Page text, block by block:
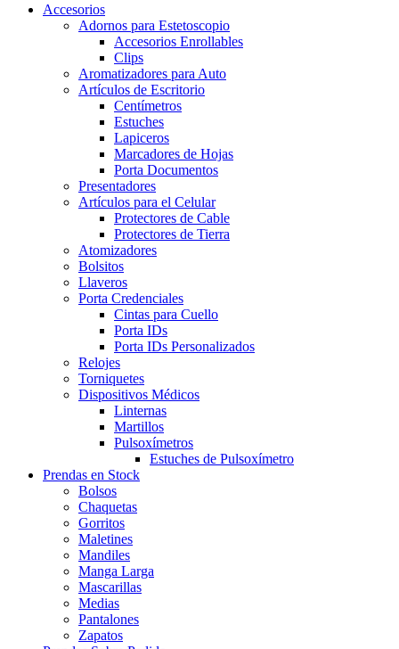
Accesorios
Adornos para Estetoscopio
Accesorios Enrollables
Clips
Aromatizadores para Auto
Artículos de Escritorio
Centímetros
Estuches
Lapiceros
Marcadores de Hojas
Porta Documentos
Presentadores
Artículos para el Celular
Protectores de Cable
Protectores de Tierra
Atomizadores
Bolsitos
Llaveros
Porta Credenciales
Cintas para Cuello
Porta IDs
Porta IDs Personalizados
Relojes
Torniquetes
Dispositivos Médicos
Linternas
Martillos
Pulsoxímetros
Estuches de Pulsoxímetro
Prendas en Stock
Bolsos
Chaquetas
Gorritos
Maletines
Mandiles
Manga Larga
Mascarillas
Medias
Pantalones
Zapatos